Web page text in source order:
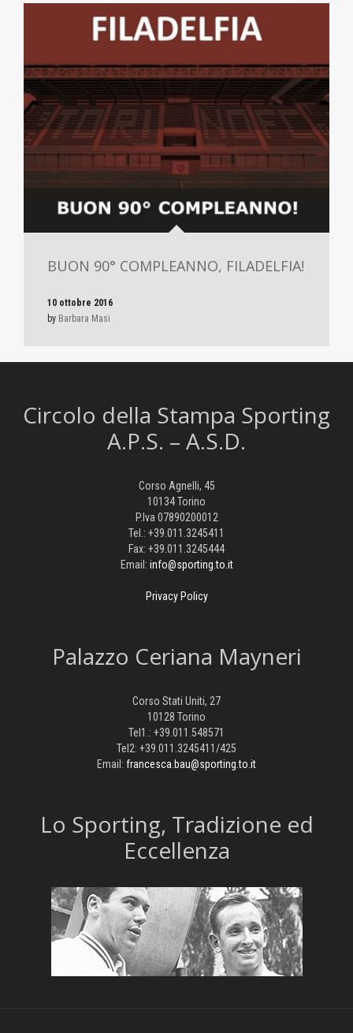
BUON 90° COMPLEANNO, FILADELFIA!
10 ottobre 2016
by Barbara Masi
Circolo della Stampa Sporting
A.P.S. – A.S.D.
Corso Agnelli, 45
10134 Torino
P.Iva 07890200012
Tel.: +39.011.3245411
Fax: +39.011.3245444
Email: info@sporting.to.it
Privacy Policy
Palazzo Ceriana Mayneri
Corso Stati Uniti, 27
10128 Torino
Tel1.: +39.011.548571
Tel2: +39.011.3245411/425
Email: francesca.bau@sporting.to.it
​Lo Sporting, Tradizione ed
Eccellenza